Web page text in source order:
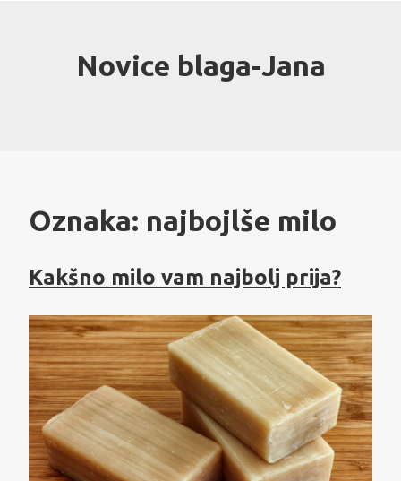
Novice blaga-Jana
Oznaka: najbojlše milo
Kakšno milo vam najbolj prija?